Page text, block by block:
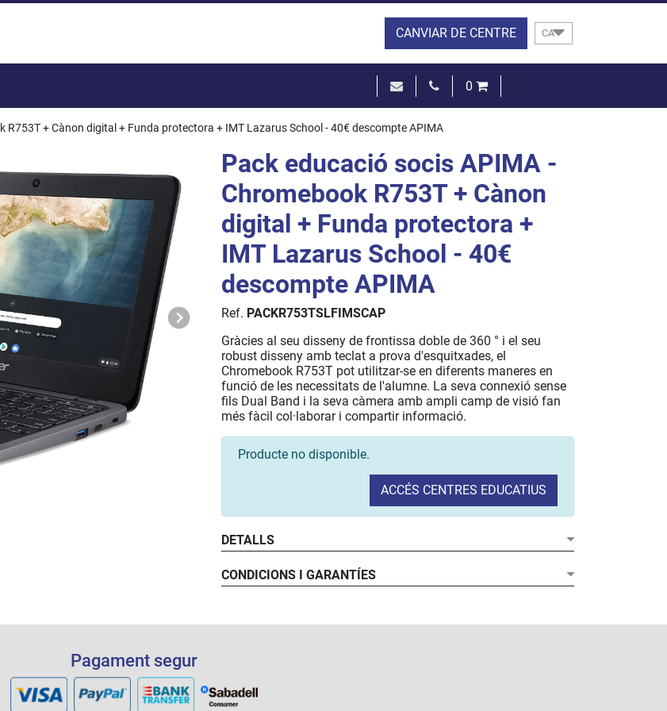
CANVIAR DE CENTRE CA
0
R753T + Cànon digital + Funda protectora + IMT Lazarus School - 40€ descompte APIMA
Pack educació socis APIMA -
Chromebook R753T + Cànon
digital + Funda protectora +
IMT Lazarus School - 40€
descompte APIMA
Ref. PACKR753TSLFIMSCAP
Gràcies al seu disseny de frontissa doble de 360 ​​° i el seu
robust disseny amb teclat a prova d'esquitxades, el
Chromebook R753T pot utilitzar-se en diferents maneres en
funció de les necessitats de l'alumne. La seva connexió sense
fils Dual Band i la seva càmera amb ampli camp de visió fan
més fàcil col·laborar i compartir informació.
Producte no disponible.
ACCÉS CENTRES EDUCATIUS
DETALLS
CONDICIONS I GARANTÍES
Pagament segur